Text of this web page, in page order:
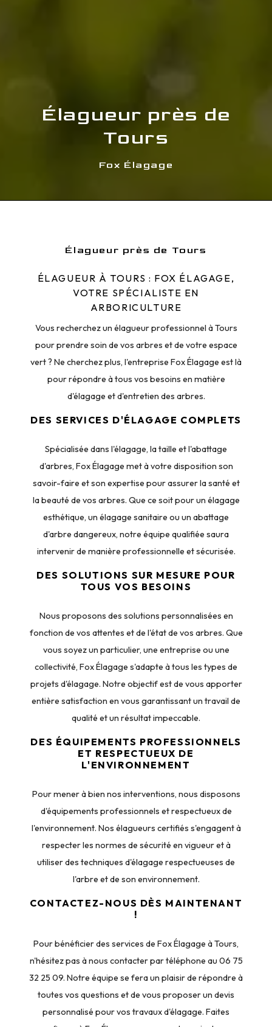
Élagueur près de
Tours
Fox Élagage
Élagueur près de Tours
ÉLAGUEUR À TOURS : FOX ÉLAGAGE,
VOTRE SPÉCIALISTE EN
ARBORICULTURE
Vous recherchez un élagueur professionnel à Tours
pour prendre soin de vos arbres et de votre espace
vert ? Ne cherchez plus, l'entreprise Fox Élagage est là
pour répondre à tous vos besoins en matière
d'élagage et d'entretien des arbres.
DES SERVICES D'ÉLAGAGE COMPLETS
Spécialisée dans l'élagage, la taille et l'abattage
d'arbres, Fox Élagage met à votre disposition son
savoir-faire et son expertise pour assurer la santé et
la beauté de vos arbres. Que ce soit pour un élagage
esthétique, un élagage sanitaire ou un abattage
d'arbre dangereux, notre équipe qualifiée saura
intervenir de manière professionnelle et sécurisée.
DES SOLUTIONS SUR MESURE POUR
TOUS VOS BESOINS
Nous proposons des solutions personnalisées en
fonction de vos attentes et de l'état de vos arbres. Que
vous soyez un particulier, une entreprise ou une
collectivité, Fox Élagage s'adapte à tous les types de
projets d'élagage. Notre objectif est de vous apporter
entière satisfaction en vous garantissant un travail de
qualité et un résultat impeccable.
DES ÉQUIPEMENTS PROFESSIONNELS
ET RESPECTUEUX DE
L'ENVIRONNEMENT
Pour mener à bien nos interventions, nous disposons
d'équipements professionnels et respectueux de
l'environnement. Nos élagueurs certifiés s'engagent à
respecter les normes de sécurité en vigueur et à
utiliser des techniques d'élagage respectueuses de
l'arbre et de son environnement.
CONTACTEZ-NOUS DÈS MAINTENANT
!
Pour bénéficier des services de Fox Élagage à Tours,
n'hésitez pas à nous contacter par téléphone au 06 75
32 25 09. Notre équipe se fera un plaisir de répondre à
toutes vos questions et de vous proposer un devis
personnalisé pour vos travaux d'élagage. Faites